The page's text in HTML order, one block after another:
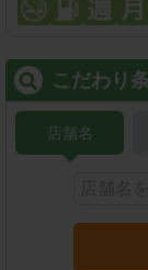
こだわり
店舗名